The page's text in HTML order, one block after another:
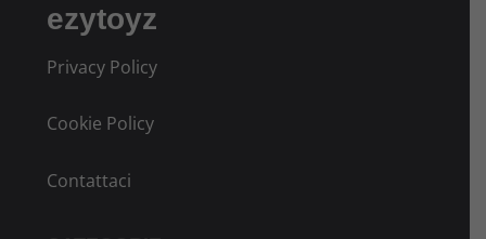
ezytoyz
Privacy Policy
Cookie Policy
Contattaci